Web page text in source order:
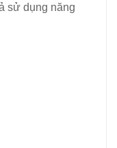
sử dụng năng